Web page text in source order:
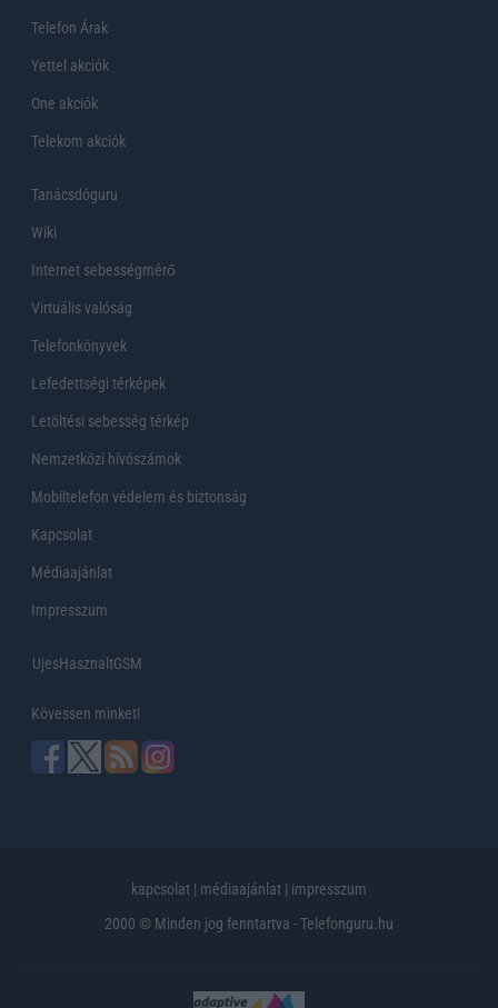
Telefon Árak
Yettel akciók
One akciók
Telekom akciók
Tanácsdóguru
Wiki
Internet sebességmérő
Virtuális valóság
Telefonkönyvek
Lefedettségi térképek
Letöltési sebesség térkép
Nemzetközi hívószámok
Mobiltelefon védelem és biztonság
Kapcsolat
Médiaajánlat
Impresszum
UjesHasznaltGSM
Kövessen minket!
kapcsolat | médiaajánlat | impresszum
2000 © Minden jog fenntartva - Telefonguru.hu